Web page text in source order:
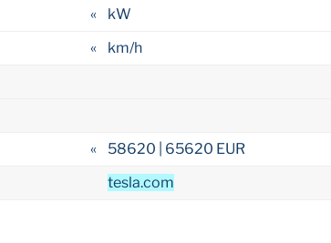
« kW
« km/h
« 58620 | 65620 EUR
tesla.com